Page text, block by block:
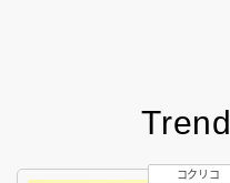
Trend
コクリコ